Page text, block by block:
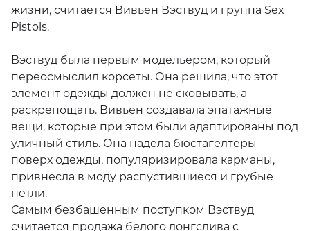
жизни, считается Вивьен Вэствуд и группа Sex
Pistols.
Вэствуд была первым модельером, который
переосмыслил корсеты. Она решила, что этот
элемент одежды должен не сковывать, а
раскрепощать. Вивьен создавала эпатажные
вещи, которые при этом были адаптированы
под уличный стиль. Она надела бюстагелтеры
поверх одежды, популяризировала карманы,
привнесла в моду распустившиеся и грубые
петли.
Самым безбашенным поступком Вэствуд
считается продажа белого лонгслива с